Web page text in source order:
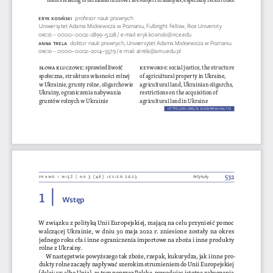
eryk kosiński profesor nauk prawnych
Uniwersytet Adama Mickiewicza w Poznaniu, Fulbright Fellow, Rice University
ORCID – 0000–0002–2899–5228 / e-mail: eryk.kosinski@rice.edu
anna trela doktor nauk prawnych, Uniwersytet Adama Mickiewicza w Poznaniu
ORCID – 0000–0002–2014–5579 / e-mail: atrela@amu.edu.pl
słowa kluczowe: sprawiedliwość
społeczna, struktura własności rolnej
w Ukrainie, grunty rolne, oligarchowie
Ukrainy, ograniczenia nabywania
gruntów rolnych w Ukrainie
keyworDs: social justice, the structure
of agricultural property in Ukraine,
agricultural land, Ukrainian oligarchs,
restrictions on the acquisition of
agricultural land in Ukraine
HTTPS://DOI.ORG/10.36128/PRIW.VI46.710
Artykuły
Prawo i więź | nr 3 (46) jesień 2023 532
1  | Wstęp
W związku z polityką Unii Europejskiej, mającą na celu przynieść pomoc
walczącej Ukrainie, w dniu 30 maja 2022 r. zniesione zostały na okres
jednego roku cła i inne ograniczenia importowe na zboża i inne produkty
rolne z Ukrainy.
W następstwie powyższego tak zboże, rzepak, kukurydza, jak i inne pro
dukty rolne zaczęły napływać szerokim strumieniem do Unii Europejskiej
(dalej: ue albo Unia), w tym poprzez Polskę, powodując istotne zaburzenia